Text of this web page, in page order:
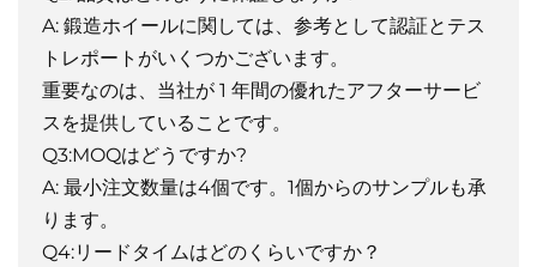
A: 鍛造ホイールに関しては、参考として認証とテス
トレポートがいくつかございます。
重要なのは、当社が 1 年間の優れたアフターサービ
スを提供していることです。
Q3:MOQはどうですか?
A: 最小注文数量は4個です。1個からのサンプルも承
ります。
Q4:リードタイムはどのくらいですか？